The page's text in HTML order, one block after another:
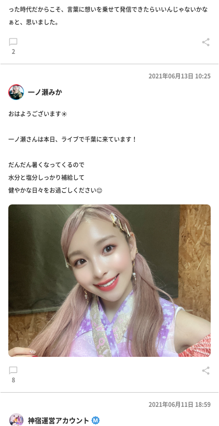
った時代だからこそ、言葉に想いを乗せて発信できたらいいんじゃないかな
ぁと、思いました。
2
一ノ瀬みか
2021年06月13日 10:25
おはようございます☀
一ノ瀬さんは本日、ライブで千葉に来ています！
だんだん暑くなってくるので
水分と塩分しっかり補給して
健やかな日々をお過ごしください😌
8
神宿運営アカウント
2021年06月11日 18:59